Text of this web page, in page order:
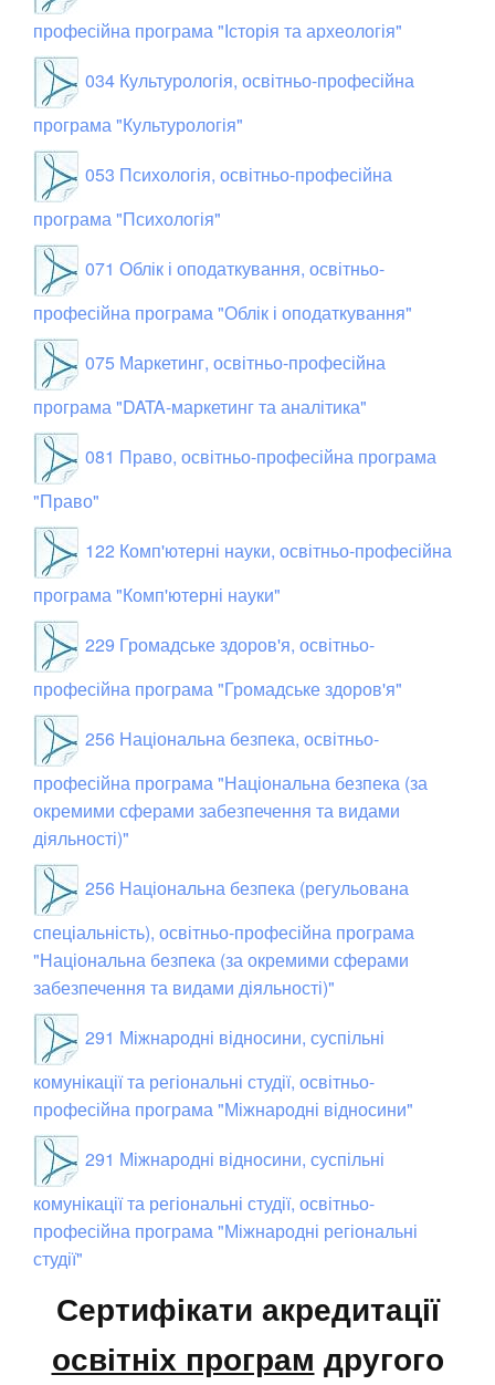
професійна програма "Історія та археологія"
034 Культурологія, освітньо-професійна
програма "Культурологія"
053 Психологія, освітньо-професійна
програма "Психологія"
071 Облік і оподаткування, освітньо-
професійна програма "Облік і оподаткування"
075 Маркетинг, освітньо-професійна
програма "DATA-маркетинг та аналітика"
081 Право, освітньо-професійна програма
"Право"
122 Комп'ютерні науки, освітньо-професійна
програма "Комп'ютерні науки"
229 Громадське здоров'я, освітньо-
професійна програма "Громадське здоров'я"
256 Національна безпека, освітньо-
професійна програма "Національна безпека (за
окремими сферами забезпечення та видами
діяльності)"
256 Національна безпека (регульована
спеціальність), освітньо-професійна програма
"Національна безпека (за окремими сферами
забезпечення та видами діяльності)"
291 Міжнародні відносини, суспільні
комунікації та регіональні студії, освітньо-
професійна програма "Міжнародні відносини"
291 Міжнародні відносини, суспільні
комунікації та регіональні студії, освітньо-
професійна програма "Міжнародні регіональні
студії"
Сертифікати акредитації
освітніх програм другого